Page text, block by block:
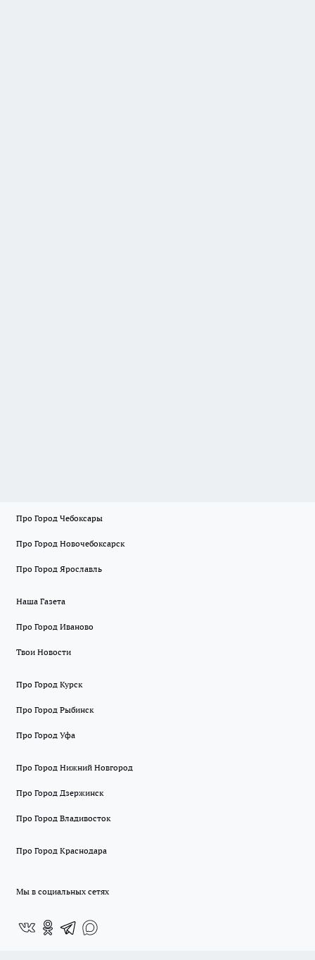
Про Город Чебоксары
Про Город Новочебоксарск
Про Город Ярославль
Наша Газета
Про Город Иваново
Твои Новости
Про Город Курск
Про Город Рыбинск
Про Город Уфа
Про Город Нижний Новгород
Про Город Дзержинск
Про Город Владивосток
Про Город Краснодара
Мы в социальных сетях